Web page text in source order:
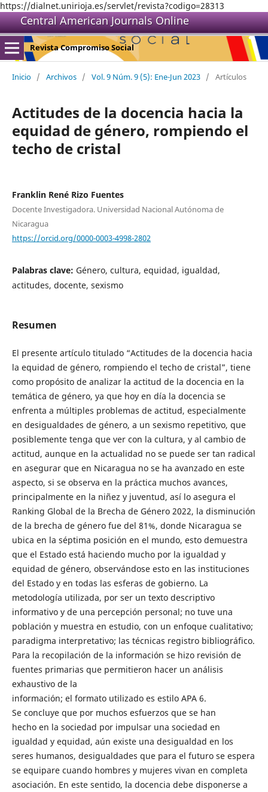
https://dialnet.unirioja.es/servlet/revista?codigo=28313
Central American Journals Online
Revista Compromiso Social
Inicio / Archivos / Vol. 9 Núm. 9 (5): Ene-Jun 2023 / Artículos
Actitudes de la docencia hacia la
equidad de género, rompiendo el
techo de cristal
Franklin René Rizo Fuentes
Docente Investigadora. Universidad Nacional Autónoma de
Nicaragua
https://orcid.org/0000-0003-4998-2802
Palabras clave: Género, cultura, equidad, igualdad,
actitudes, docente, sexismo
Resumen
El presente artículo titulado “Actitudes de la docencia hacia
la equidad de género, rompiendo el techo de cristal”, tiene
como propósito de analizar la actitud de la docencia en la
temática de género, ya que hoy en día la docencia se
enfrenta a múltiples problemas de actitud, especialmente
en desigualdades de género, a un sexismo repetitivo, que
posiblemente tenga que ver con la cultura, y al cambio de
actitud, aunque en la actualidad no se puede ser tan radical
en asegurar que en Nicaragua no se ha avanzado en este
aspecto, si se observa en la práctica muchos avances,
principalmente en la niñez y juventud, así lo asegura el
Ranking Global de la Brecha de Género 2022, la disminución
de la brecha de género fue del 81%, donde Nicaragua se
ubica en la séptima posición en el mundo, esto demuestra
que el Estado está haciendo mucho por la igualdad y
equidad de género, observándose esto en las instituciones
del Estado y en todas las esferas de gobierno. La
metodología utilizada, por ser un texto descriptivo
informativo y de una percepción personal; no tuve una
población y muestra en estudio, con un enfoque cualitativo;
paradigma interpretativo; las técnicas registro bibliográfico.
Para la recopilación de la información se hizo revisión de
fuentes primarias que permitieron hacer un análisis
exhaustivo de la
información; el formato utilizado es estilo APA 6.
Se concluye que por muchos esfuerzos que se han
hecho en la sociedad por impulsar una sociedad en
igualdad y equidad, aún existe una desigualdad en los
seres humanos, desigualdades que para el futuro se espera
se equipare cuando hombres y mujeres vivan en completa
asociación. En este sentido, la docencia debe disponerse a